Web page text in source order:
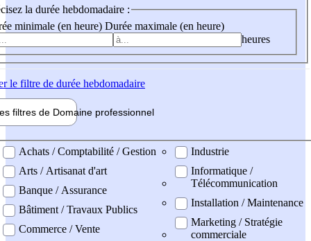
la durée hebdomadaire :
minimale (en heure) Durée maximale (en heure)
heures
le filtre de durée hebdomadaire
filtres de Domaine professionnel
professionel
Achats / Comptabilité / Gestion
Arts / Artisanat d'art
Banque / Assurance
Bâtiment / Travaux Publics
Commerce / Vente
Industrie
Informatique /
Télécommunication
Installation / Maintenance
Marketing / Stratégie
commerciale